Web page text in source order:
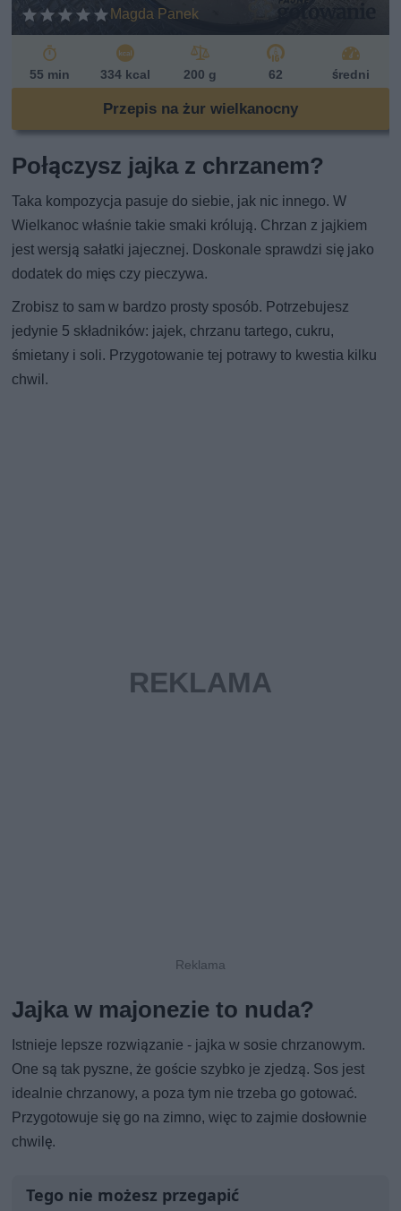
Magda Panek
55 min 334 kcal 200 g 62 średni
Przepis na żur wielkanocny
Połączysz jajka z chrzanem?
Taka kompozycja pasuje do siebie, jak nic innego. W
Wielkanoc właśnie takie smaki królują. Chrzan z jajkiem
jest wersją sałatki jajecznej. Doskonale sprawdzi się jako
dodatek do mięs czy pieczywa.
Zrobisz to sam w bardzo prosty sposób. Potrzebujesz
jedynie 5 składników: jajek, chrzanu tartego, cukru,
śmietany i soli. Przygotowanie tej potrawy to kwestia kilku
chwil.
Jajka w majonezie to nuda?
Istnieje lepsze rozwiązanie - jajka w sosie chrzanowym.
One są tak pyszne, że goście szybko je zjedzą. Sos jest
idealnie chrzanowy, a poza tym nie trzeba go gotować.
Przygotowuje się go na zimno, więc to zajmie dosłownie
chwilę.
Tego nie możesz przegapić